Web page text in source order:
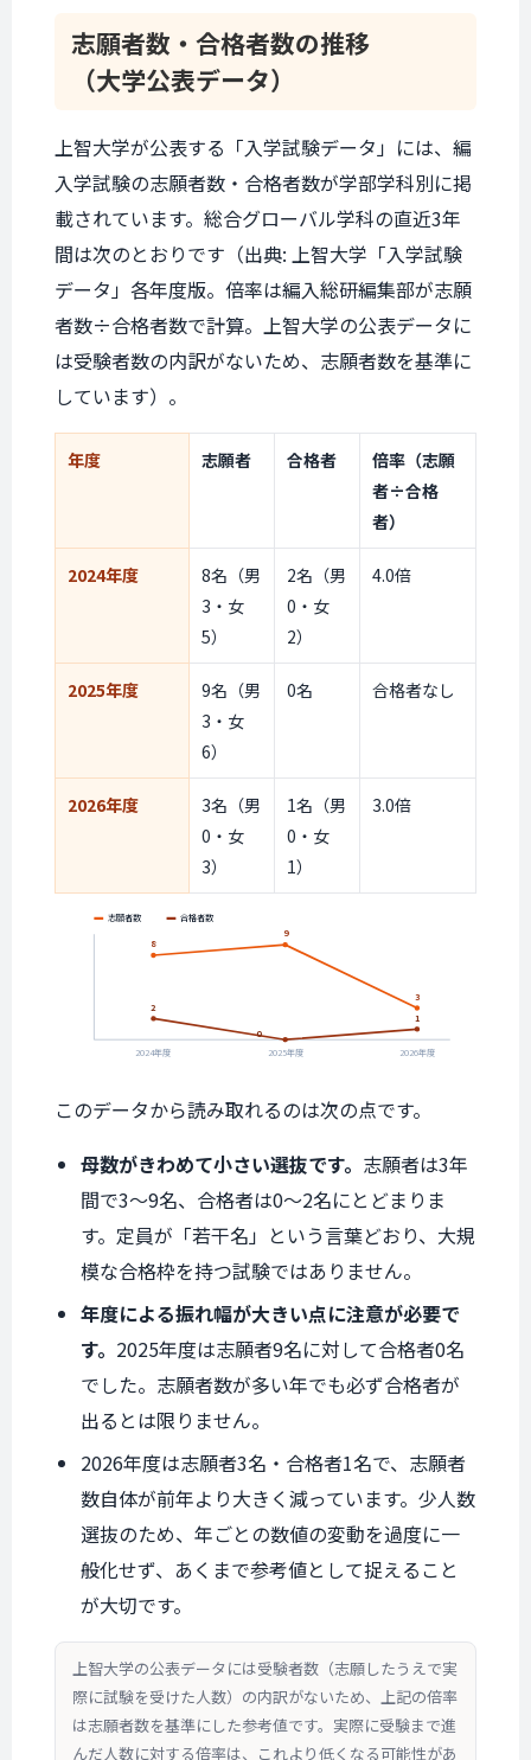
志願者数・ 合格者数の推移
（大学公表データ）
上智大学が公表する「入学試験データ」には、編
入学試験の志願者数・合格者数が学部学科別に掲
載されています。総合グローバル学科の直近3年
間は次のとおりです（出典: 上智大学「入学試験
データ」各年度版。倍率は編入総研編集部が志願
者数÷合格者数で計算。上智大学の公表データに
は受験者数の内訳がないため、志願者数を基準に
しています）。
年度 志願者 合格者
倍率（志願
者÷合格
者）
2024年度
8名（男
3・女
5）
2名（男
0・女
2）
4.0倍
2025年度
9名（男
3・女
6）
0名 合格者なし
2026年度
3名（男
0・女
3）
1名（男
0・女
1）
3.0倍
2024年度 2025年度 2026年度
8
9
3
2
0
1
志願者数 合格者数
このデータから読み取れるのは次の点です。
母数がきわめて小さい選抜です。 志願者は3年
間で3〜9名、合格者は0〜2名にとどまりま
す。定員が「若干名」という言葉どおり、大規
模な合格枠を持つ試験ではありません。
年度による振れ幅が大きい点に注意が必要で
す。 2025年度は志願者9名に対して合格者0名
でした。志願者数が多い年でも必ず合格者が
出るとは限りません。
2026年度は志願者3名・合格者1名で、志願者
数自体が前年より大きく減っています。少人数
選抜のため、年ごとの数値の変動を過度に一
般化せず、あくまで参考値として捉えること
が大切です。
上智大学の公表データには受験者数（志願したうえで実
際に試験を受けた人数）の内訳がないため、上記の倍率
は志願者数を基準にした参考値です。実際に受験まで進
んだ人数に対する倍率は、これより低くなる可能性があ